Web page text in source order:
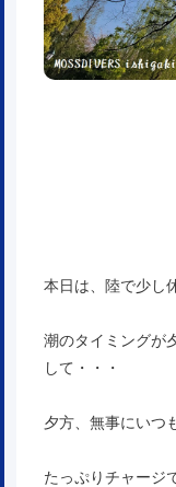
本日は、陸で少し
潮のタイミングが
して・・・
夕方、無事にいつ
たっぷりチャージ